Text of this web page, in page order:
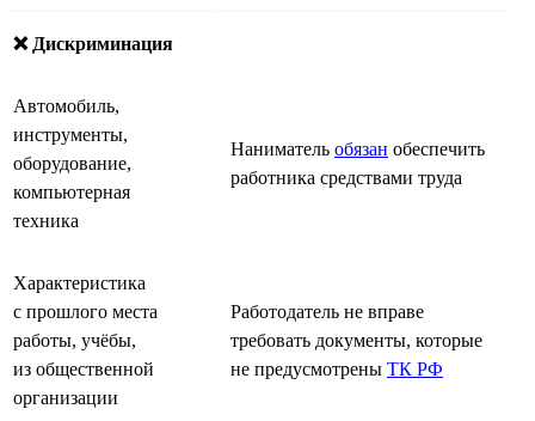
❌ Дискриминация
Автомобиль,
инструменты,
оборудование,
компьютерная
техника
Наниматель обязан обеспечить
работника средствами труда
Характеристика
с прошлого места
работы, учёбы,
из общественной
организации
Работодатель не вправе
требовать документы, которые
не предусмотрены ТК РФ